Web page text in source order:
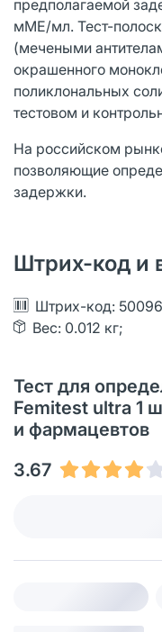
предполагаемой
мМЕ/мл. Тест-
(мечеными
окрашенного
поликлональных
тестовом и
На российском
позволяющие
задержки.
Штрих-код и
Штрих-код:
Вес: 0.012 кг;
Тест для
Femitest ultra 1
и фармацевтов
3.67